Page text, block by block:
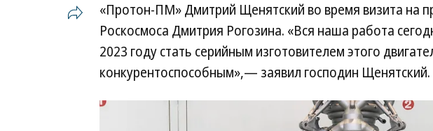
«Протон-ПМ» Дмитрий Щенятский во время визита на
Роскосмоса Дмитрия Рогозина. «Вся наша работа
2023 году стать серийным изготовителем этого
конкурентоспособным»,— заявил господин Щенятский.